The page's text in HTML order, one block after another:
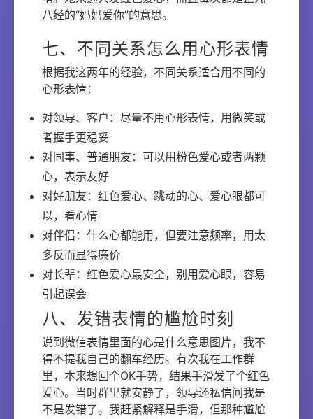
八经的“妈妈爱你”的意思。
七、不同关系怎么用心形表情
根据我这两年的经验，不同关系适合用不同的
心形表情：
对领导、客户：尽量不用心形表情，用微笑或
者握手更稳妥
对同事、普通朋友：可以用粉色爱心或者两颗
心，表示友好
对好朋友：红色爱心、跳动的心、爱心眼都可
以，看心情
对伴侣：什么心都能用，但要注意频率，用太
多反而显得廉价
对长辈：红色爱心最安全，别用爱心眼，容易
引起误会
八、发错表情的尴尬时刻
说到微信表情里面的心是什么意思图片，我不
得不提我自己的翻车经历。有次我在工作群
里，本来想回个OK手势，结果手滑发了个红色
爱心。当时群里就安静了，领导还私信问我是
不是发错了。我赶紧解释是手滑，但那种尴尬